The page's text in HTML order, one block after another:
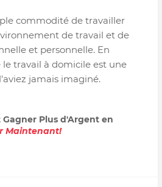
commodité de travailler
de travail et de
et personnelle. En
travail à domicile est une
jamais imaginé.
Gagner Plus d'Argent en
Maintenant!